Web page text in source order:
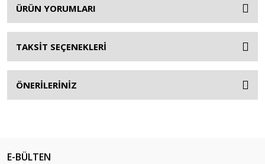
ÜRÜN YORUMLARI
TAKSİT SEÇENEKLERİ
ÖNERİLERİNİZ
E-BÜLTEN